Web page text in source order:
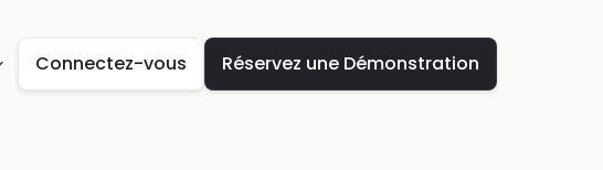
Connectez-vous Réservez une Démonstration